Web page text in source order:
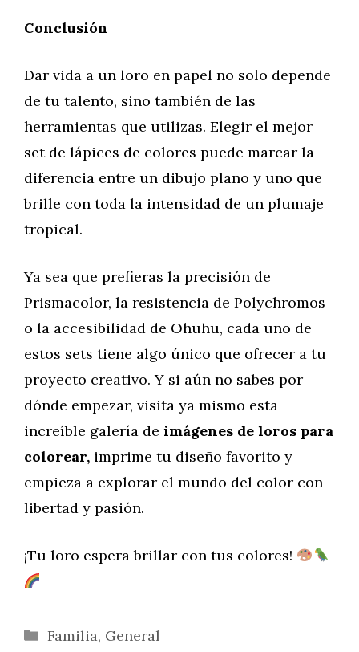
Conclusión
Dar vida a un loro en papel no solo depende
de tu talento, sino también de las
herramientas que utilizas. Elegir el mejor
set de lápices de colores puede marcar la
diferencia entre un dibujo plano y uno que
brille con toda la intensidad de un plumaje
tropical.
Ya sea que prefieras la precisión de
Prismacolor, la resistencia de Polychromos
o la accesibilidad de Ohuhu, cada uno de
estos sets tiene algo único que ofrecer a tu
proyecto creativo. Y si aún no sabes por
dónde empezar, visita ya mismo esta
increíble galería de imágenes de loros para
colorear, imprime tu diseño favorito y
empieza a explorar el mundo del color con
libertad y pasión.
¡Tu loro espera brillar con tus colores!
Categorías
Familia, General